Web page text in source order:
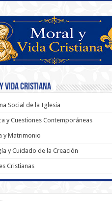
Vida Cristiana
Social de la Iglesia
y Cuestiones Contemporáneas
y Matrimonio
y Cuidado de la Creación
Cristianas